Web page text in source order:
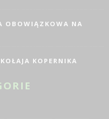
OBOWIĄZKOWA NA
KOPERNIKA